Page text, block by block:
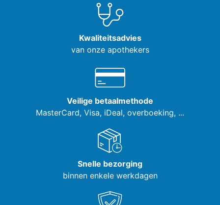
Kwaliteitsadvies
van onze apothekers
Veilige betaalmethode
MasterCard, Visa, iDeal, overboeking, ...
Snelle bezorging
binnen enkele werkdagen